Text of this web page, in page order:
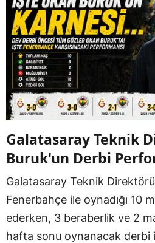
Galatasaray Teknik
Buruk'un Derbi
Galatasaray Teknik
Fenerbahçe ile oynadığı 10
ederken, 3 beraberlik ve 2
hafta sonu oynanacak derbi